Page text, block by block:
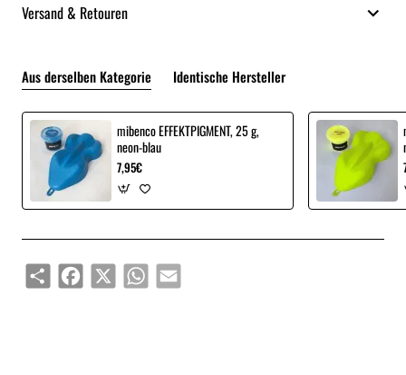
Versand & Retouren
Aus derselben Kategorie Identische Hersteller
mibenco EFFEKTPIGMENT, 25 g,
neon-blau
7,95€
ShareFacebook
X WhatsAppEmail